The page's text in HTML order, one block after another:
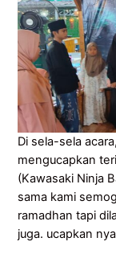
Di sela-sela
mengucapkan
(Kawasaki Ninja
sama kami
ramadhan tapi
juga. ucapkan nya